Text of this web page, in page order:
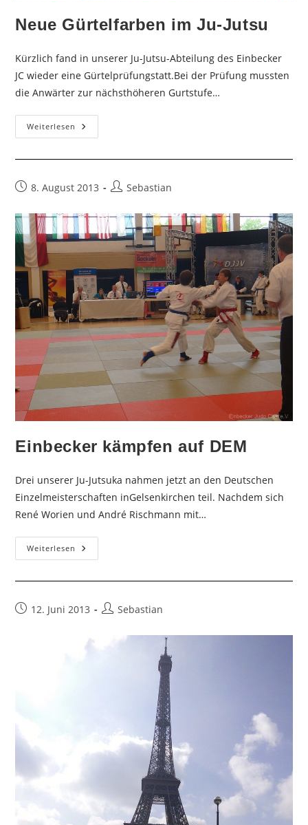
Neue Gürtelfarben im Ju-Jutsu
Kürzlich fand in unserer Ju-Jutsu-Abteilung des Einbecker
JC wieder eine Gürtelprüfungstatt.Bei der Prüfung mussten
die Anwärter zur nächsthöheren Gurtstufe…
Weiterlesen Neue
Gürtelfarben
Beitrag8. August 2013
Beitrags-
Sebastian
Einbecker kämpfen auf DEM
Drei unserer Ju-Jutsuka nahmen jetzt an den Deutschen
Einzelmeisterschaften inGelsenkirchen teil. Nachdem sich
René Worien und André Rischmann mit…
Weiterlesen Einbecker
Kämpfen
Beitrag12. Juni 2013
Beitrags-
Sebastian